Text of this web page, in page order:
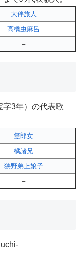
大伴旅人
高橋虫麻呂
–
字3年）の代表歌
笠郎女
橘諸兄
狭野弟上娘子
–